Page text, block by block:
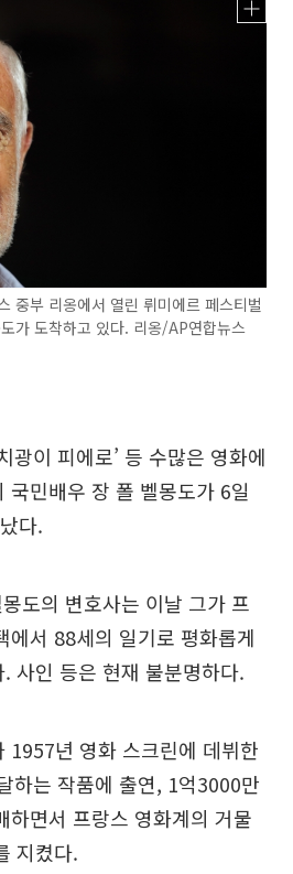
부 리옹에서 열린 뤼미에르 페스티벌
가 도착하고 있다. 리옹/AP연합뉴스
광이 피에로’ 등 수많은 영화에
국민배우 장 폴 벨몽도가 6일
다.
도의 변호사는 이날 그가 프
에서 88세의 일기로 평화롭게
사인 등은 현재 불분명하다.
1957년 영화 스크린에 데뷔한
하는 작품에 출연, 1억3000만
하면서 프랑스 영화계의 거물
지켰다.